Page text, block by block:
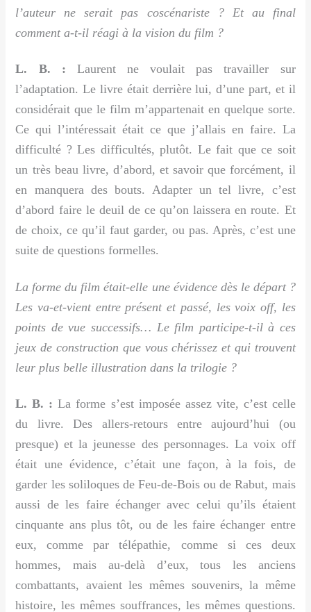
l’auteur ne serait pas coscénariste ? Et au final
comment a-t-il réagi à la vision du film ?
L. B. : Laurent ne voulait pas travailler sur
l’adaptation. Le livre était derrière lui, d’une part, et il
considérait que le film m’appartenait en quelque sorte.
Ce qui l’intéressait était ce que j’allais en faire. La
difficulté ? Les difficultés, plutôt. Le fait que ce soit
un très beau livre, d’abord, et savoir que forcément, il
en manquera des bouts. Adapter un tel livre, c’est
d’abord faire le deuil de ce qu’on laissera en route. Et
de choix, ce qu’il faut garder, ou pas. Après, c’est une
suite de questions formelles.
La forme du film était-elle une évidence dès le départ ?
Les va-et-vient entre présent et passé, les voix off, les
points de vue successifs… Le film participe-t-il à ces
jeux de construction que vous chérissez et qui trouvent
leur plus belle illustration dans la trilogie ?
L. B. :La forme s’est imposée assez vite, c’est celle
du livre. Des allers-retours entre aujourd’hui (ou
presque) et la jeunesse des personnages. La voix off
était une évidence, c’était une façon, à la fois, de
garder les soliloques de Feu-de-Bois ou de Rabut, mais
aussi de les faire échanger avec celui qu’ils étaient
cinquante ans plus tôt, ou de les faire échanger entre
eux, comme par télépathie, comme si ces deux
hommes, mais au-delà d’eux, tous les anciens
combattants, avaient les mêmes souvenirs, la même
histoire, les mêmes souffrances, les mêmes questions.